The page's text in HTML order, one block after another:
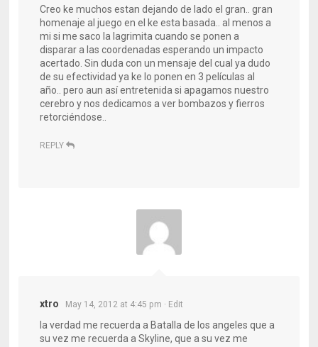
Creo ke muchos estan dejando de lado el gran.. gran
homenaje al juego en el ke esta basada.. al menos a
mi si me saco la lagrimita cuando se ponen a
disparar a las coordenadas esperando un impacto
acertado. Sin duda con un mensaje del cual ya dudo
de su efectividad ya ke lo ponen en 3 películas al
año.. pero aun así entretenida si apagamos nuestro
cerebro y nos dedicamos a ver bombazos y fierros
retorciéndose..
REPLY
xtro May 14, 2012 at 4:45 pm · Edit
la verdad me recuerda a Batalla de los angeles que a
su vez me recuerda a Skyline, que a su vez me